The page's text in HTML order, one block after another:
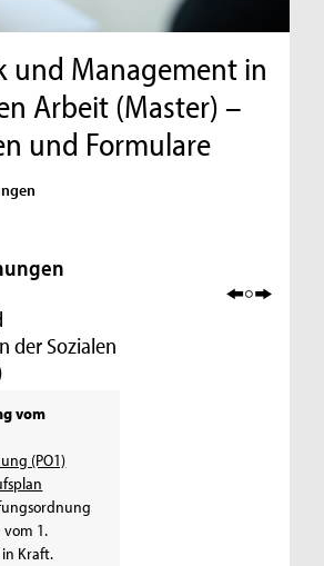
und Management in
Arbeit (Master) –
und Formulare
der Sozialen
vom
(PO1)
1.
Kraft.